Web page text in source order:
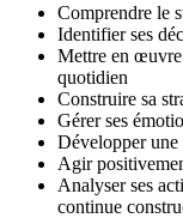
Comprendre le
Identifier ses
Mettre en œuvre
quotidien
Construire sa
Gérer ses
Développer
Agir
Analyser ses
continue